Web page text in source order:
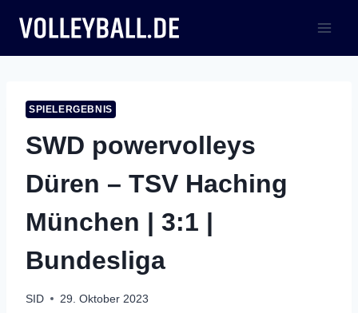
Inhalt
springen
SPIELERGEBNIS
SWD powervolleys
Düren – TSV Haching
München | 3:1 |
Bundesliga
SID 29. Oktober 2023